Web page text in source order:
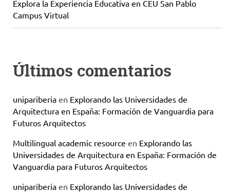
Explora la Experiencia Educativa en CEU San Pablo
Campus Virtual
Últimos comentarios
unipariberia en Explorando las Universidades de
Arquitectura en España: Formación de Vanguardia para
Futuros Arquitectos
Multilingual academic resource en Explorando las
Universidades de Arquitectura en España: Formación de
Vanguardia para Futuros Arquitectos
unipariberia en Explorando las Universidades de